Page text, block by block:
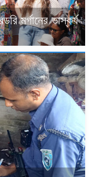
মর্গানের ভাস্কর্য